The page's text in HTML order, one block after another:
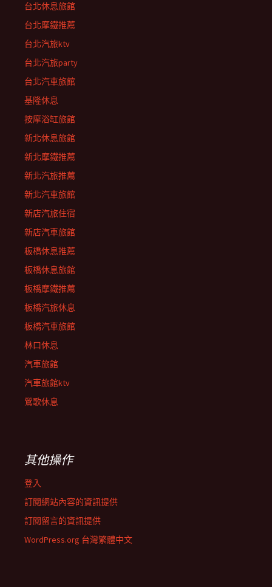
台北休息旅館
台北摩鐵推薦
台北汽旅ktv
台北汽旅party
台北汽車旅館
基隆休息
按摩浴缸旅館
新北休息旅館
新北摩鐵推薦
新北汽旅推薦
新北汽車旅館
新店汽旅住宿
新店汽車旅館
板橋休息推薦
板橋休息旅館
板橋摩鐵推薦
板橋汽旅休息
板橋汽車旅館
林口休息
汽車旅館
汽車旅館ktv
鶯歌休息
其他操作
登入
訂閱網站內容的資訊提供
訂閱留言的資訊提供
WordPress.org 台灣繁體中文